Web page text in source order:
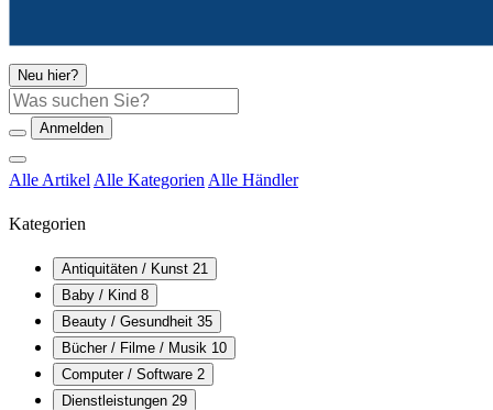
Neu hier?
Suche
Anmelden
Alle Artikel Alle Kategorien Alle Händler
Kategorien
Antiquitäten / Kunst 21
Baby / Kind 8
Beauty / Gesundheit 35
Bücher / Filme / Musik 10
Computer / Software 2
Dienstleistungen 29